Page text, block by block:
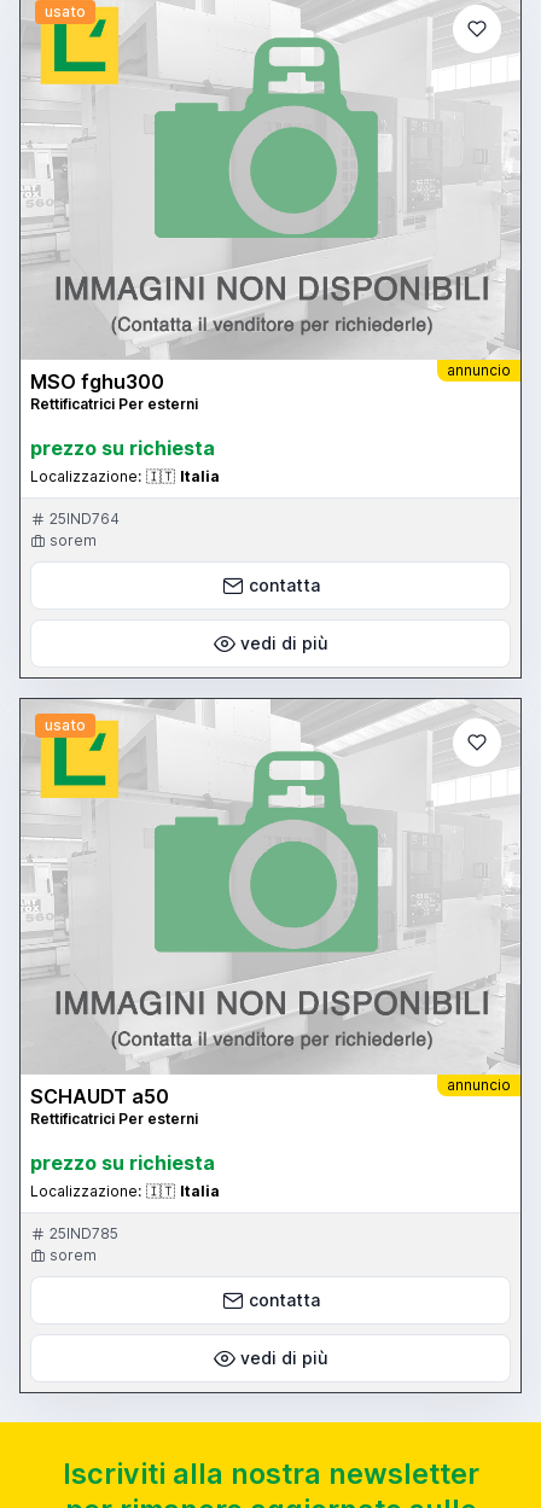
usato
annuncio
MSO fghu300
Rettificatrici Per esterni
prezzo su richiesta
Localizzazione: 🇮🇹 Italia
25IND764
sorem
contatta
vedi di più
usato
annuncio
SCHAUDT a50
Rettificatrici Per esterni
prezzo su richiesta
Localizzazione: 🇮🇹 Italia
25IND785
sorem
contatta
vedi di più
Iscriviti alla nostra newsletter